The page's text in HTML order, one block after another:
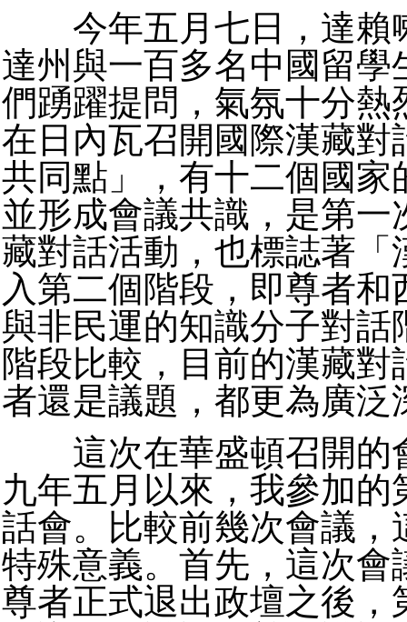
今年五月七日，達賴
達州與一百多名中國留學
們踴躍提問，氣氛十分熱
在日內瓦召開國際漢藏對
共同點」，有十二個國家
並形成會議共識，是第一
藏對話活動，也標誌著「
入第二個階段，即尊者和
與非民運的知識分子對話
階段比較，目前的漢藏對
者還是議題，都更為廣泛
這次在華盛頓召開的
九年五月以來，我參加的
話會。比較前幾次會議，
特殊意義。首先，這次會
尊者正式退出政壇之後，